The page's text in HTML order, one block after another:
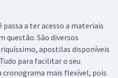
a ter acesso a materiais
questão. São diversos
apostilas disponíveis
para facilitar o seu
mais flexível, pois